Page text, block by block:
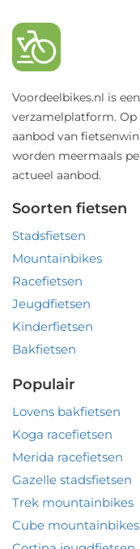
Voordeelbikes.nl is
verzamelplatform.
aanbod van
worden meermaals
actueel aanbod.
Soorten fietsen
Stadsfietsen
Mountainbikes
Racefietsen
Jeugdfietsen
Kinderfietsen
Bakfietsen
Populair
Lovens bakfietsen
Koga racefietsen
Merida racefietsen
Gazelle stadsfietsen
Trek mountainbikes
Cube mountainbikes